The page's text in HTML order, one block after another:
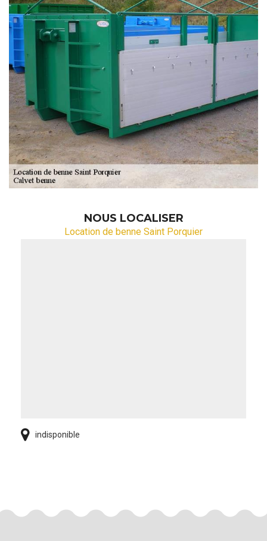
NOUS LOCALISER
Location de benne Saint Porquier
indisponible